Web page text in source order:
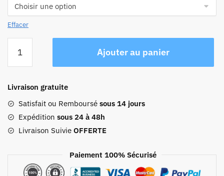
Effacer
Sac
Homme
Cuir
Isaac
Ajouter au panier
Livraison gratuite
Satisfait ou Remboursé sous 14 jours
Expédition sous 24 à 48h
Livraison Suivie OFFERTE
Paiement 100% Sécurisé